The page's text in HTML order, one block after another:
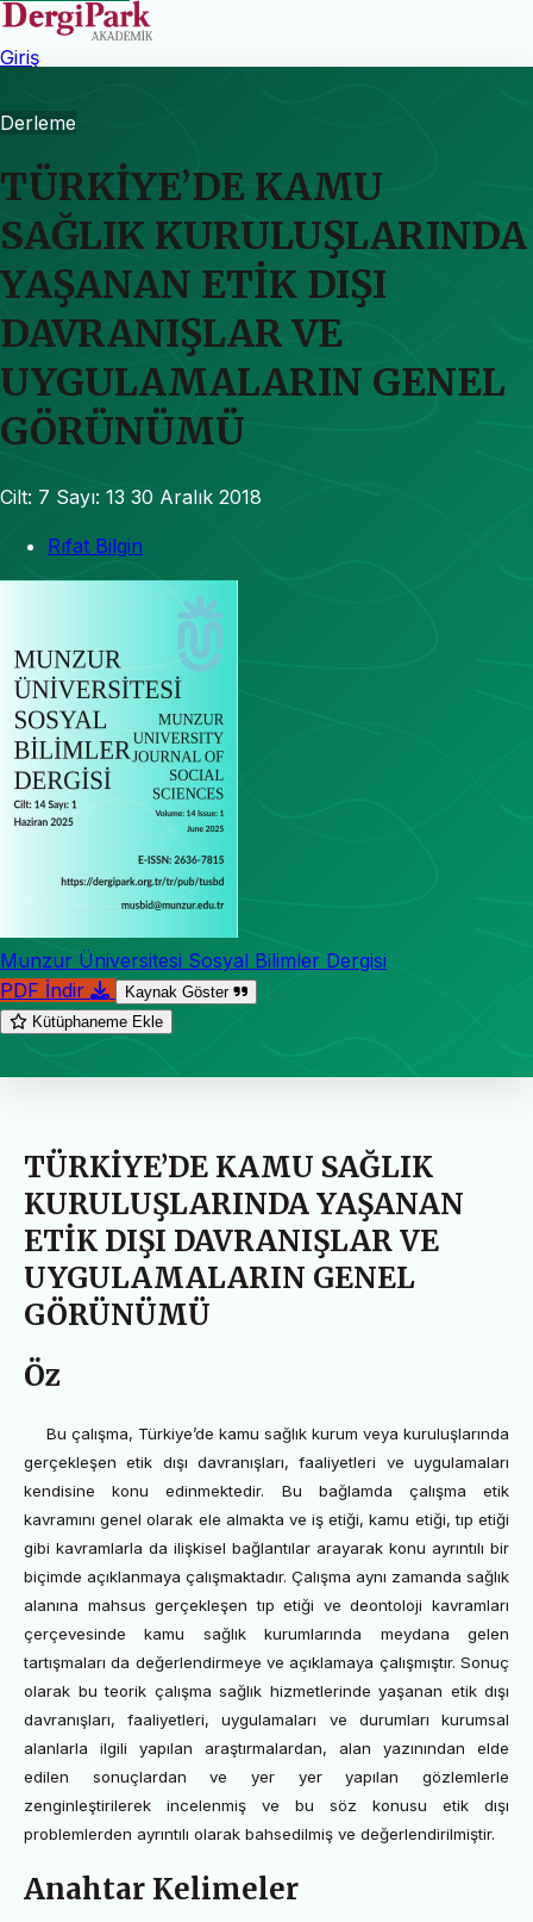
Giriş
Derleme
TÜRKİYE’DE KAMU
SAĞLIK KURULUŞLARINDA
YAŞANAN ETİK DIŞI
DAVRANIŞLAR VE
UYGULAMALARIN GENEL
GÖRÜNÜMÜ
Cilt: 7 Sayı: 13 30 Aralık 2018
Rıfat Bilgin
Munzur Üniversitesi Sosyal Bilimler Dergisi
PDF İndir
Kaynak Göster
Kütüphaneme Ekle
TÜRKİYE’DE KAMU SAĞLIK
KURULUŞLARINDA YAŞANAN
ETİK DIŞI DAVRANIŞLAR VE
UYGULAMALARIN GENEL
GÖRÜNÜMÜ
Öz
Bu çalışma, Türkiye’de kamu sağlık kurum veya kuruluşlarında
gerçekleşen etik dışı davranışları, faaliyetleri ve uygulamaları
kendisine konu edinmektedir. Bu bağlamda çalışma etik
kavramını genel olarak ele almakta ve iş etiği, kamu etiği, tıp etiği
gibi kavramlarla da ilişkisel bağlantılar arayarak konu ayrıntılı bir
biçimde açıklanmaya çalışmaktadır. Çalışma aynı zamanda sağlık
alanına mahsus gerçekleşen tıp etiği ve deontoloji kavramları
çerçevesinde kamu sağlık kurumlarında meydana gelen
tartışmaları da değerlendirmeye ve açıklamaya çalışmıştır. Sonuç
olarak bu teorik çalışma sağlık hizmetlerinde yaşanan etik dışı
davranışları, faaliyetleri, uygulamaları ve durumları kurumsal
alanlarla ilgili yapılan araştırmalardan, alan yazınından elde
edilen sonuçlardan ve yer yer yapılan gözlemlerle
zenginleştirilerek incelenmiş ve bu söz konusu etik dışı
problemlerden ayrıntılı olarak bahsedilmiş ve değerlendirilmiştir.
Anahtar Kelimeler